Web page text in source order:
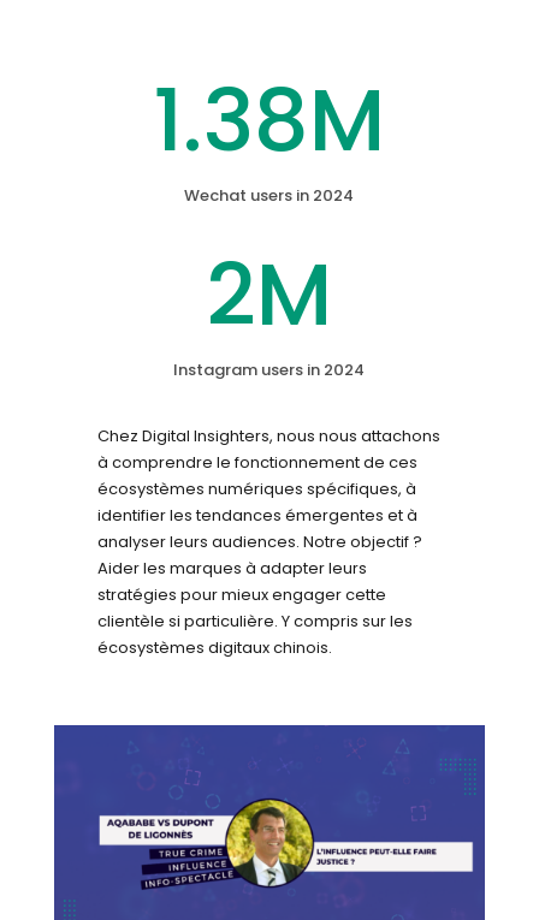
1.38M
Wechat users in 2024
2M
Instagram users in 2024
Chez Digital Insighters, nous nous attachons
à comprendre le fonctionnement de ces
écosystèmes numériques spécifiques, à
identifier les tendances émergentes et à
analyser leurs audiences. Notre objectif ?
Aider les marques à adapter leurs
stratégies pour mieux engager cette
clientèle si particulière. Y compris sur les
écosystèmes digitaux chinois.